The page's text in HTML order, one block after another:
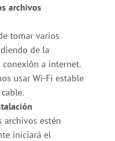
archivos
tomar varios
de la
a internet.
usar Wi-Fi estable
archivos estén
iniciará el